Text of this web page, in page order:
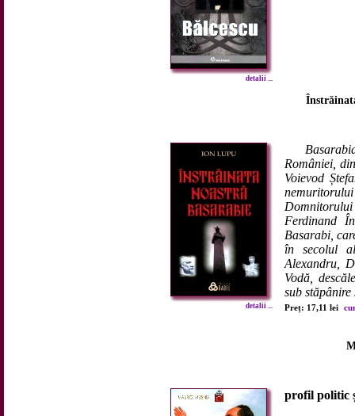
detalii ...
detalii ...
României,
Voievod
Domnitorului
Ferdinand
Basarabi,
în secolul
Alexandru,
Vodă,
sub
Preț: 17,11 lei
profil politic